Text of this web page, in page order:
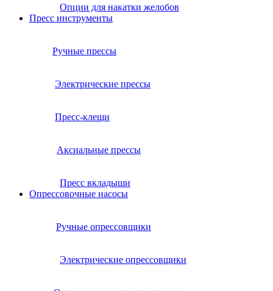
Опции для накатки желобов
Пресс инструменты
Ручные прессы
Электрические прессы
Пресс-клещи
Аксиальные прессы
Пресс вкладыши
Опрессовочные насосы
Ручные опрессовщики
Электрические опрессовщики